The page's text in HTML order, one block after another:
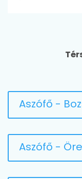
Aszófő -
Aszófő -